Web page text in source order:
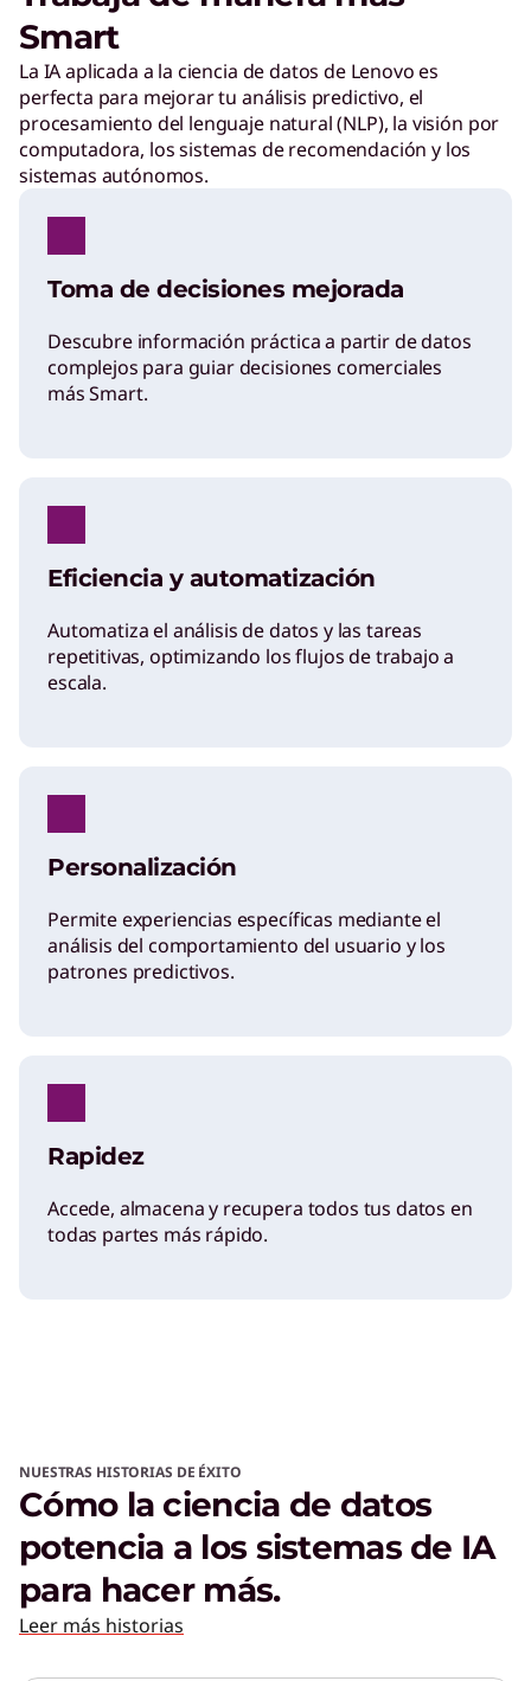
Smart
La IA aplicada a la ciencia de datos de Lenovo es
perfecta para mejorar tu análisis predictivo, el
procesamiento del lenguaje natural (NLP), la visión por
computadora, los sistemas de recomendación y los
sistemas autónomos.
Toma de decisiones mejorada
Descubre información práctica a partir de datos
complejos para guiar decisiones comerciales
más Smart.
Eficiencia y automatización
Automatiza el análisis de datos y las tareas
repetitivas, optimizando los flujos de trabajo a
escala.
Personalización
Permite experiencias específicas mediante el
análisis del comportamiento del usuario y los
patrones predictivos.
Rapidez
Accede, almacena y recupera todos tus datos en
todas partes más rápido.
NUESTRAS HISTORIAS DE ÉXITO
Cómo la ciencia de datos
potencia a los sistemas de IA
para hacer más.
Leer más historias